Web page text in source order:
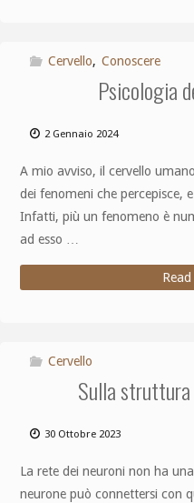
Cervello, Conoscere
Psicologia
2 Gennaio 2024
A mio avviso, il cervello
dei fenomeni che percepisce,
Infatti, più un fenomeno è
ad esso …
Cervello
Sulla
30 Ottobre 2023
La rete dei neuroni non ha
neurone può connettersi con